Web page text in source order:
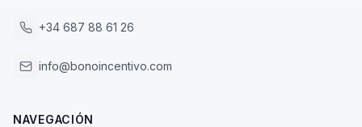
+34 687 88 61 26
info@bonoincentivo.com
NAVEGACIÓN